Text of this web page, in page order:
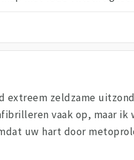
zeldzame
vaak op, maar
uw hart door